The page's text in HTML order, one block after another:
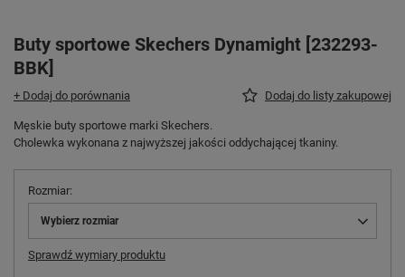
Buty sportowe Skechers Dynamight [232293-
BBK]
+ Dodaj do porównania Dodaj do listy zakupowej
Męskie buty sportowe marki Skechers.
Cholewka wykonana z najwyższej jakości oddychającej tkaniny.
Rozmiar
Wybierz rozmiar
Sprawdź wymiary produktu